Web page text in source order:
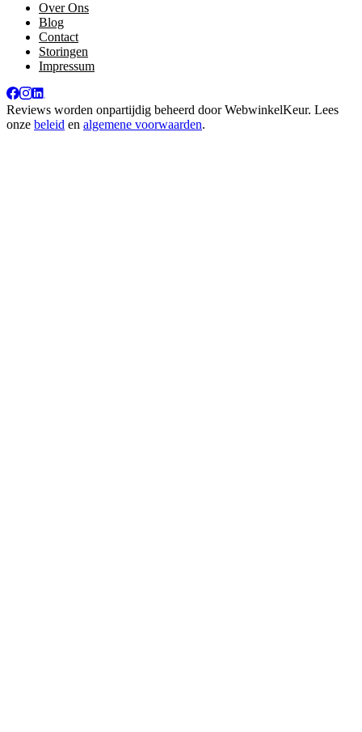
Over Ons
Blog
Contact
Storingen
Impressum
Reviews worden onpartijdig beheerd doorWebwinkelKeur. Lees
onze beleid en algemene voorwaarden.